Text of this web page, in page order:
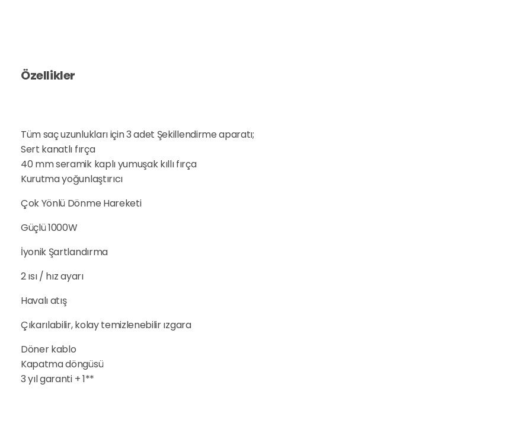
Özellikler
Tüm saç uzunlukları için 3 adet Şekillendirme aparatı;
Sert kanatlı fırça
40 mm seramik kaplı yumuşak kıllı fırça
Kurutma yoğunlaştırıcı
Çok Yönlü Dönme Hareketi
Güçlü 1000W
İyonik Şartlandırma
2 ısı / hız ayarı
Havalı atış
Çıkarılabilir, kolay temizlenebilir ızgara
Döner kablo
Kapatma döngüsü
3 yıl garanti + 1**